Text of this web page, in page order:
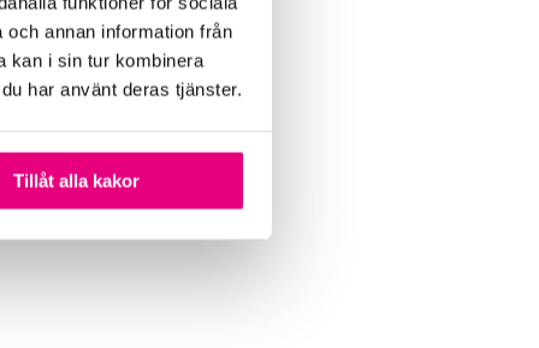
annan information från
kan i sin tur kombinera
har använt deras tjänster.
Tillåt alla kakor